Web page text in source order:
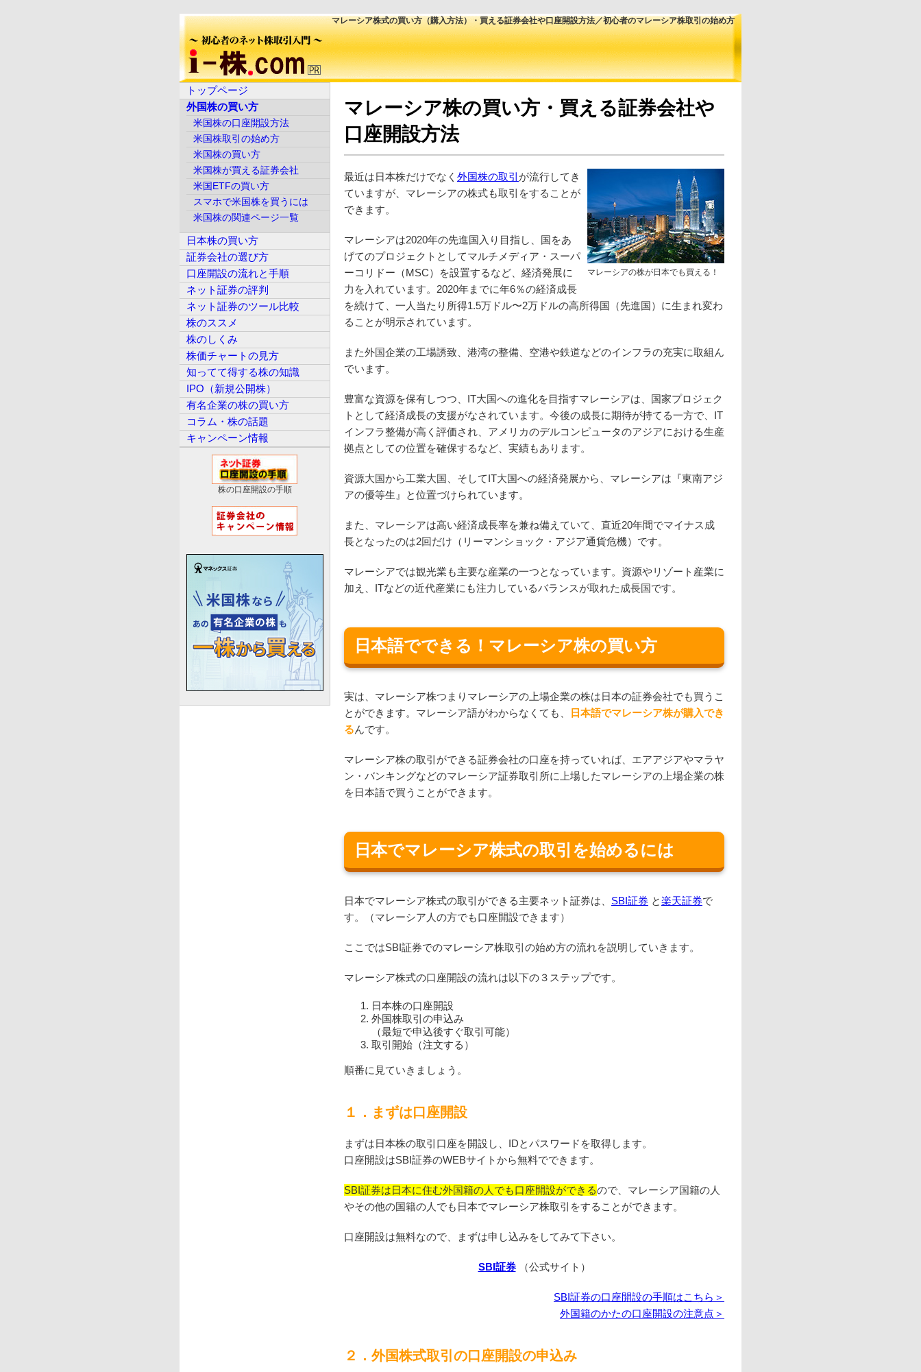
マレーシア株式の買い方（購入方法）・買える証券会社や口座開設方法／初心者のマレーシア株取引の始め方
マレーシア株の買い方・買える証券会社や
口座開設方法
マレーシアの株が日本でも買える！
最近は日本株だけでなく 外国株の取引 が流行してき
ていますが、マレーシアの株式も取引をすることが
できます。
マレーシアは2020年の先進国入り目指し、国をあ
げてのプロジェクトとしてマルチメディア・スーパ
ーコリドー（MSC）を設置するなど、経済発展に
力を入れています。2020年までに年6％の経済成長
を続けて、一人当たり所得1.5万ドル〜2万ドルの高所得国（先進国）に生まれ変わ
ることが明示されています。
また外国企業の工場誘致、港湾の整備、空港や鉄道などのインフラの充実に取組ん
でいます。
豊富な資源を保有しつつ、IT大国への進化を目指すマレーシアは、国家プロジェク
トとして経済成長の支援がなされています。今後の成長に期待が持てる一方で、IT
インフラ整備が高く評価され、アメリカのデルコンピュータのアジアにおける生産
拠点としての位置を確保するなど、実績もあります。
資源大国から工業大国、そしてIT大国への経済発展から、マレーシアは『東南アジ
アの優等生』と位置づけられています。
また、マレーシアは高い経済成長率を兼ね備えていて、直近20年間でマイナス成
長となったのは2回だけ（リーマンショック・アジア通貨危機）です。
マレーシアでは観光業も主要な産業の一つとなっています。資源やリゾート産業に
加え、ITなどの近代産業にも注力しているバランスが取れた成長国です。
日本語でできる！マレーシア株の買い方
実は、マレーシア株つまりマレーシアの上場企業の株は日本の証券会社でも買うこ
とができます。マレーシア語がわからなくても、
日本語でマレーシア株が購入でき
るんです。
マレーシア株の取引ができる証券会社の口座を持っていれば、エアアジアやマラヤ
ン・バンキングなどのマレーシア証券取引所に上場したマレーシアの上場企業の株
を日本語で買うことができます。
日本でマレーシア株式の取引を始めるには
日本でマレーシア株式の取引ができる主要ネット証券は、 SBI証券 と楽天証券で
す。（マレーシア人の方でも口座開設できます）
ここではSBI証券でのマレーシア株取引の始め方の流れを説明していきます。
マレーシア株式の口座開設の流れは以下の３ステップです。
日本株の口座開設
外国株取引の申込み
（最短で申込後すぐ取引可能）
取引開始（注文する）
順番に見ていきましょう。
１．まずは口座開設
まずは日本株の取引口座を開設し、IDとパスワードを取得します。
口座開設はSBI証券のWEBサイトから無料でできます。
SBI証券は日本に住む外国籍の人でも口座開設ができるので、マレーシア国籍の人
やその他の国籍の人でも日本でマレーシア株取引をすることができます。
口座開設は無料なので、まずは申し込みをしてみて下さい。
SBI証券 （公式サイト）
SBI証券の口座開設の手順はこちら＞
外国籍のかたの口座開設の注意点＞
２．外国株式取引の口座開設の申込み
トップページ
外国株の買い方
米国株の口座開設方法
米国株取引の始め方
米国株の買い方
米国株が買える証券会社
米国ETFの買い方
スマホで米国株を買うには
米国株の関連ページ一覧
日本株の買い方
証券会社の選び方
口座開設の流れと手順
ネット証券の評判
ネット証券のツール比較
株のススメ
株のしくみ
株価チャートの見方
知ってて得する株の知識
IPO（新規公開株）
有名企業の株の買い方
コラム・株の話題
キャンペーン情報
株の口座開設の手順